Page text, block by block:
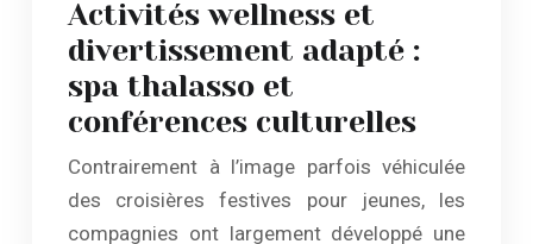
Activités wellness et
divertissement adapté :
spa thalasso et
conférences culturelles
Contrairement à l’image parfois véhiculée
des croisières festives pour jeunes, les
compagnies ont largement développé une